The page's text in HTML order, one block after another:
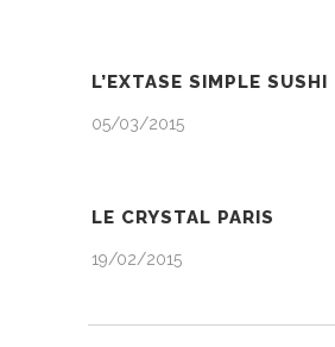
L’EXTASE SIMPLE SUSHI
05/03/2015
LE CRYSTAL PARIS
19/02/2015